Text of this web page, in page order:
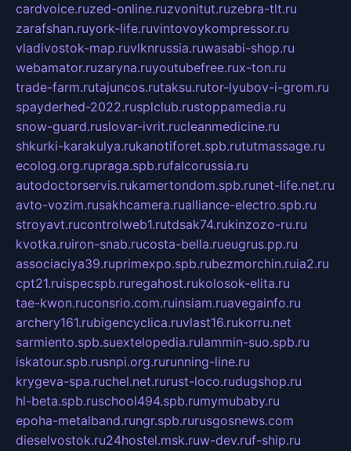
cardvoice.ruzed-online.ruzvonitut.ruzebra-tlt.ru
zarafshan.ruyork-life.ruvintovoykompressor.ru
vladivostok-map.ruvlknrussia.ruwasabi-shop.ru
webamator.ruzaryna.ruyoutubefree.rux-ton.ru
trade-farm.rutajuncos.rutaksu.rutor-lyubov-i-grom.ru
spayderhed-2022.rusplclub.rustoppamedia.ru
snow-guard.ruslovar-ivrit.rucleanmedicine.ru
shkurki-karakulya.rukanotiforet.spb.rututmassage.ru
ecolog.org.rupraga.spb.rufalcorussia.ru
autodoctorservis.rukamertondom.spb.runet-life.net.ru
avto-vozim.rusakhcamera.rualliance-electro.spb.ru
stroyavt.rucontrolweb1.rutdsak74.rukinzozo-ru.ru
kvotka.ruiron-snab.rucosta-bella.rueugrus.pp.ru
associaciya39.ruprimexpo.spb.rubezmorchin.ruia2.ru
cpt21.ruispecspb.ruregahost.rukolosok-elita.ru
tae-kwon.ruconsrio.com.ruinsiam.ruavegainfo.ru
archery161.rubigencyclica.ruvlast16.rukorru.net
sarmiento.spb.suextelopedia.rulammin-suo.spb.ru
iskatour.spb.rusnpi.org.rurunning-line.ru
krygeva-spa.ruchel.net.rurust-loco.rudugshop.ru
hl-beta.spb.ruschool494.spb.rumymubaby.ru
epoha-metalband.rungr.spb.rurusgosnews.com
dieselvostok.ru24hostel.msk.ruw-dev.ruf-ship.ru